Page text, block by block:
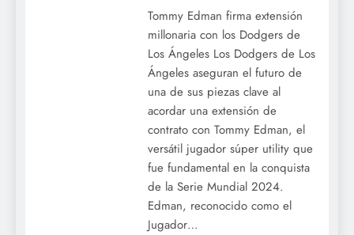
Tommy Edman firma extensión
millonaria con los Dodgers de
Los Ángeles Los Dodgers de Los
Ángeles aseguran el futuro de
una de sus piezas clave al
acordar una extensión de
contrato con Tommy Edman, el
versátil jugador súper utility que
fue fundamental en la conquista
de la Serie Mundial 2024.
Edman, reconocido como el
Jugador…